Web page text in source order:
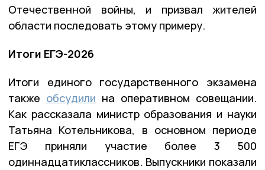
Отечественной войны, и призвал жителей
области последовать этому примеру.
Итоги ЕГЭ-2026
Итоги единого государственного экзамена
также обсудили на оперативном совещании.
Как рассказала министр образования и науки
Татьяна Котельникова, в основном периоде
ЕГЭ приняли участие более 3 500
одиннадцатиклассников. Выпускники показали